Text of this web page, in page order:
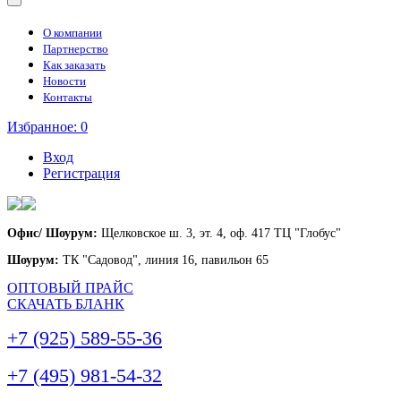
О компании
Партнерство
Как заказать
Новости
Контакты
Избранное: 0
Вход
Регистрация
Офис/ Шоурум: Щелковское ш. 3, эт. 4, оф. 417 ТЦ "Глобус"
Шоурум: ТК "Садовод", линия 16, павильон 65
ОПТОВЫЙ ПРАЙС
СКАЧАТЬ БЛАНК
+7 (925) 589-55-36
+7 (495) 981-54-32